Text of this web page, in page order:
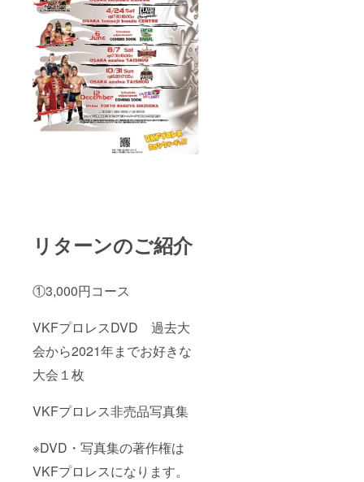
リターンのご紹介
①3,000円コース
VKFプロレスDVD 過去大
会から2021年までお好きな
大会１枚
VKFプロレス非売品写真集
※DVD・写真集の著作権は
VKFプロレスになります。